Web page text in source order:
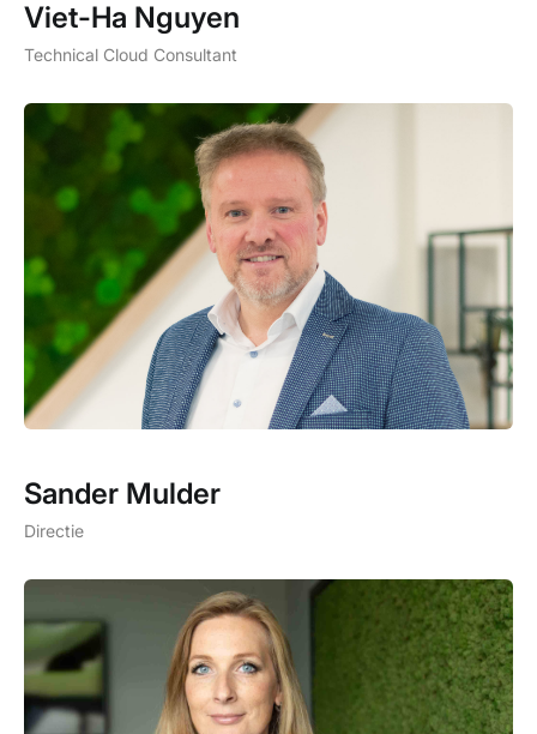
Viet-Ha Nguyen
Technical Cloud Consultant
Sander Mulder
Directie